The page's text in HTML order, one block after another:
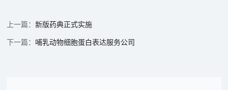
新版药典正式实施
哺乳动物细胞蛋白表达服务公司